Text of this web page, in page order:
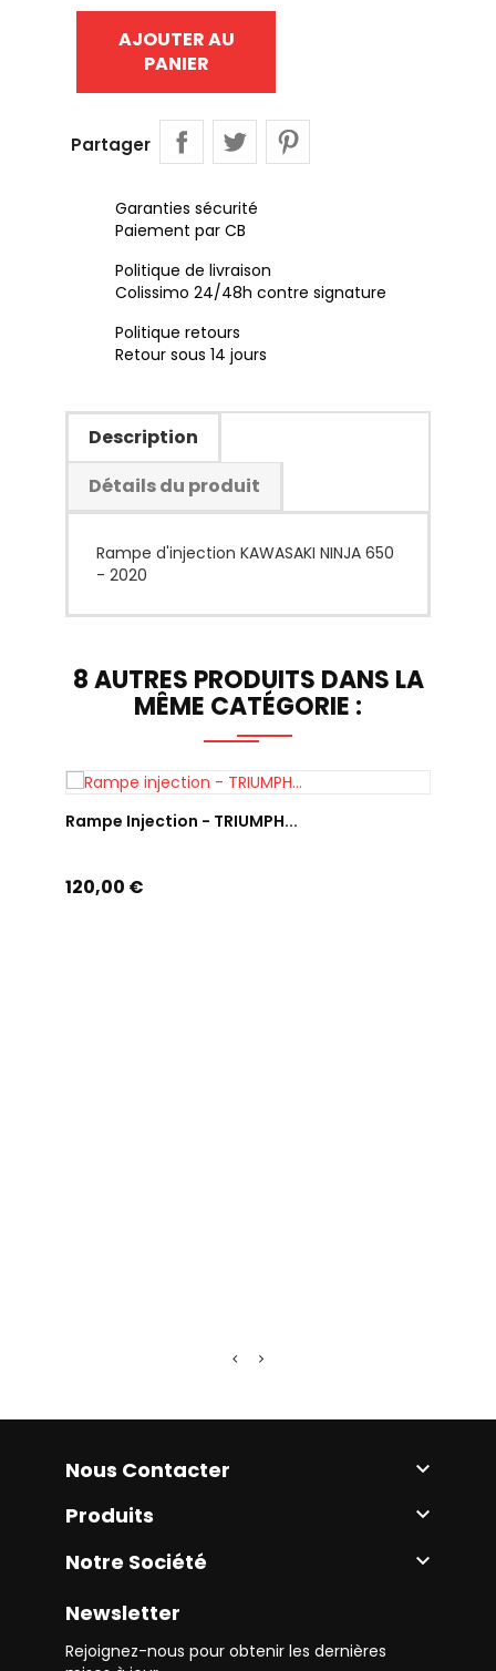
AJOUTER AU
PANIER
Partager
Garanties sécurité
Paiement par CB
Politique de livraison
Colissimo 24/48h contre signature
Politique retours
Retour sous 14 jours
Description
Détails du produit
Rampe d'injection KAWASAKI NINJA 650
- 2020
8 AUTRES PRODUITS DANS LA
MÊME CATÉGORIE :
AJOUTER AU PANIER
Rampe Injection - TRIUMPH...
Prix
120,00 €
Nous Contacter 
Produits 
Notre Société 
Newsletter
Rejoignez-nous pour obtenir les dernières